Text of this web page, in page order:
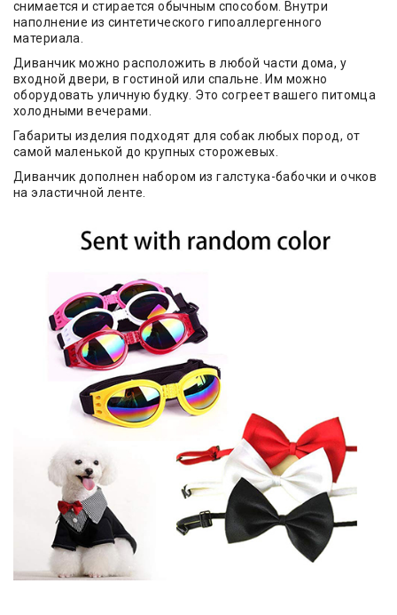
снимается и стирается обычным способом. Внутри
наполнение из синтетического гипоаллергенного
материала.
Диванчик можно расположить в любой части дома, у
входной двери, в гостиной или спальне. Им можно
оборудовать уличную будку. Это согреет вашего питомца
холодными вечерами.
Габариты изделия подходят для собак любых пород, от
самой маленькой до крупных сторожевых.
Диванчик дополнен набором из галстука-бабочки и очков
на эластичной ленте.